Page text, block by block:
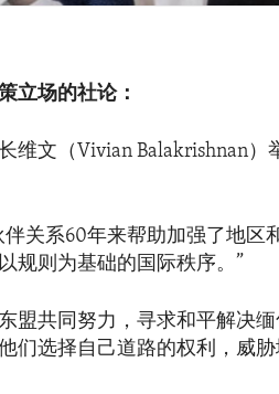
立场的社论：
维文（Vivian Balakrishnan）
关系60年来帮助加强了地区
规则为基础的国际秩序。”
盟共同努力，寻求和平解决
们选择自己道路的权利，威胁